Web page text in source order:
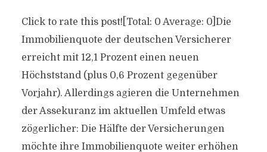
Click to rate this post![Total: 0 Average: 0]Die
Immobilienquote der deutschen Versicherer
erreicht mit 12,1 Prozent einen neuen
Höchststand (plus 0,6 Prozent gegenüber
Vorjahr). Allerdings agieren die Unternehmen
der Assekuranz im aktuellen Umfeld etwas
zögerlicher: Die Hälfte der Versicherungen
möchte ihre Immobilienquote weiter erhöhen